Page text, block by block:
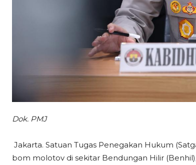
Dok. PMJ
Jakarta. Satuan Tugas Penegakan Hukum
bom molotov di sekitar Bendungan Hilir